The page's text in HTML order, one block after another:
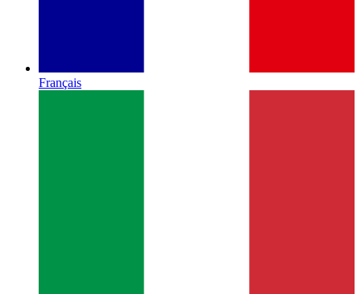
Français